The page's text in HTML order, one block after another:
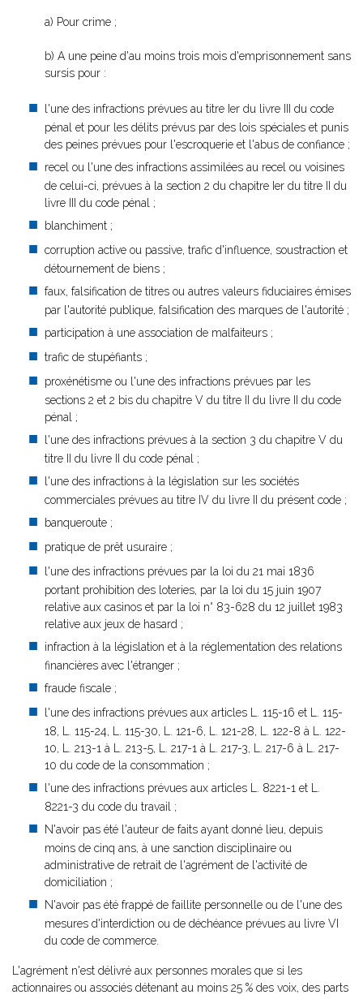
a) Pour crime ;
b) A une peine d'au moins trois mois d'emprisonnement sans
sursis pour :
l'une des infractions prévues au titre Ier du livre III du code
pénal et pour les délits prévus par des lois spéciales et punis
des peines prévues pour l'escroquerie et l'abus de confiance ;
recel ou l'une des infractions assimilées au recel ou voisines
de celui-ci, prévues à la section 2 du chapitre Ier du titre II du
livre III du code pénal ;
blanchiment ;
corruption active ou passive, trafic d'influence, soustraction et
détournement de biens ;
faux, falsification de titres ou autres valeurs fiduciaires émises
par l'autorité publique, falsification des marques de l'autorité ;
participation à une association de malfaiteurs ;
trafic de stupéfiants ;
proxénétisme ou l'une des infractions prévues par les
sections 2 et 2 bis du chapitre V du titre II du livre II du code
pénal ;
l'une des infractions prévues à la section 3 du chapitre V du
titre II du livre II du code pénal ;
l'une des infractions à la législation sur les sociétés
commerciales prévues au titre IV du livre II du présent code ;
banqueroute ;
pratique de prêt usuraire ;
l'une des infractions prévues par la loi du 21 mai 1836
portant prohibition des loteries, par la loi du 15 juin 1907
relative aux casinos et par la loi n° 83-628 du 12 juillet 1983
relative aux jeux de hasard ;
infraction à la législation et à la réglementation des relations
financières avec l'étranger ;
fraude fiscale ;
l'une des infractions prévues aux articles L. 115-16 et L. 115-
18, L. 115-24, L. 115-30, L. 121-6, L. 121-28, L. 122-8 à L. 122-
10, L. 213-1 à L. 213-5, L. 217-1 à L. 217-3, L. 217-6 à L. 217-
10 du code de la consommation ;
l'une des infractions prévues aux articles L. 8221-1 et L.
8221-3 du code du travail ;
N'avoir pas été l'auteur de faits ayant donné lieu, depuis
moins de cinq ans, à une sanction disciplinaire ou
administrative de retrait de l'agrément de l'activité de
domiciliation ;
N'avoir pas été frappé de faillite personnelle ou de l'une des
mesures d'interdiction ou de déchéance prévues au livre VI
du code de commerce.
L'agrément n'est délivré aux personnes morales que si les
actionnaires ou associés détenant au moins 25 % des voix, des parts